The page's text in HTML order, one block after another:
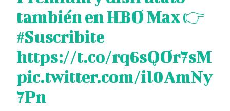
también en HBO Max 👉
#Suscribite
https://t.co/rq6sQOr7sM
pic.twitter.com/il0AmNy
7Pn